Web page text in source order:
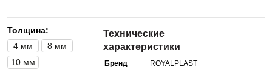
Толщина:
4 мм
8 мм
10 мм
Технические
характеристики
Бренд
ROYALPLAST